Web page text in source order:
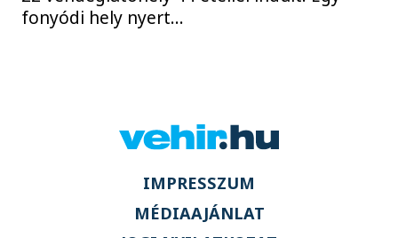
fonyódi hely nyert...
IMPRESSZUM
MÉDIAAJÁNLAT